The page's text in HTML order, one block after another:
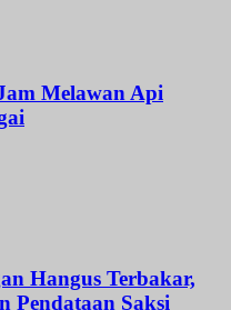
Melawan Api
Hangus Terbakar,
Pendataan Saksi